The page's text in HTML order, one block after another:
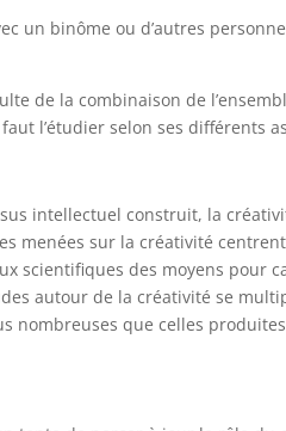
un binôme ou d’autres
de la combinaison de
l’étudier selon ses différents
intellectuel construit, la
menées sur la créativité
scientifiques des moyens pour
autour de la créativité se
nombreuses que celles